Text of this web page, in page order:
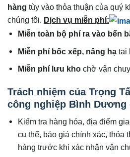
hàng tùy vào thỏa thuận của quý
chúng tôi. Dịch vụ miễn phí:
Miễn toàn bộ phí ra vào bến
Miễn phí bốc xếp, nâng hạ tại
Miễn phí lưu kho chờ vận
Trách nhiệm của Trọng
công nghiệp Bình Dương
Kiểm tra hàng hóa, địa điểm
cụ thể, báo giá chính xác, thỏa
hàng trước khi xác nhận vận